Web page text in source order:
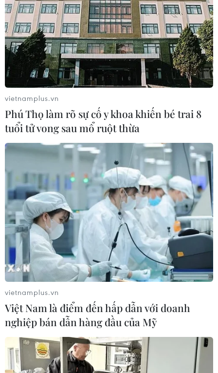
vietnamplus.vn
Phú Thọ làm rõ sự cố y khoa khiến bé trai 8
tuổi tử vong sau mổ ruột thừa
vietnamplus.vn
Việt Nam là điểm đến hấp dẫn với doanh
nghiệp bán dẫn hàng đầu của Mỹ